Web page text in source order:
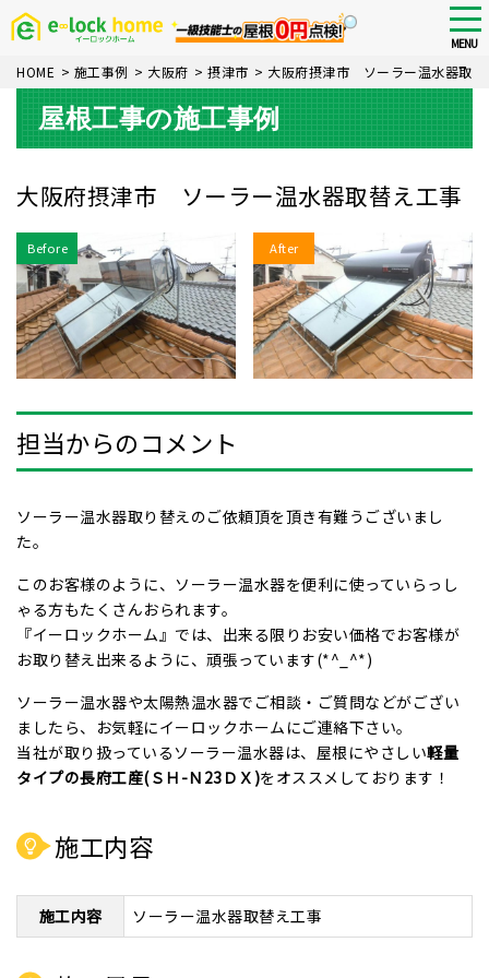
Skip
content
MENU
HOME > 施工事例 > 大阪府 > 摂津市 > 大阪府摂津市 ソーラー温水器取替
屋根工事の施工事例
大阪府摂津市 ソーラー温水器取替え工事
Before After
担当からのコメント
ソーラー温水器取り替えのご依頼頂を頂き有難うございまし
た。
このお客様のように、ソーラー温水器を便利に使っていらっし
ゃる方もたくさんおられます。
『イーロックホーム』では、出来る限りお安い価格でお客様が
お取り替え出来るように、頑張っています(*^_^*)
ソーラー温水器や太陽熱温水器でご相談・ご質問などがござい
ましたら、お気軽にイーロックホームにご連絡下さい。
当社が取り扱っているソーラー温水器は、屋根にやさしい軽量
タイプの長府工産(ＳＨ-Ｎ23ＤＸ)をオススメしております！
施工内容
施工内容 ソーラー温水器取替え工事